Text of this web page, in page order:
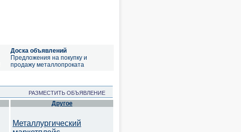
Доска объявлений
Предложения на покупку и
продажу металлопроката
РАЗМЕСТИТЬ ОБЪЯВЛЕНИЕ
Другое
Металлургический